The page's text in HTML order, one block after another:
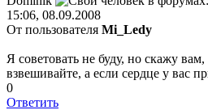
15:06, 08.09.2008
От пользователя Mi_Ledy
Я советовать не буду, но скажу
взвешивайте, а если сердце у вас
0
Ответить